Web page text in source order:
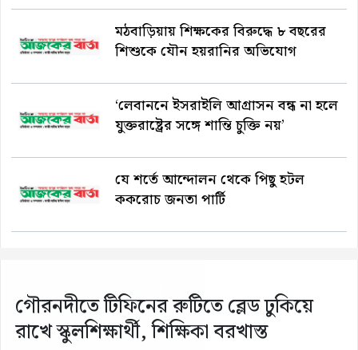
মঠবাড়িয়ায় শিক্ষকের বিরুদ্ধে ৮ বছরের
শিশুকে যৌন হয়রানির অভিযোগ
‘লেবাননে ইসরাইলি আগ্রাসন বন্ধ না হলে
যুক্তরাষ্ট্রের সঙ্গে শান্তি চুক্তি নয়’
যে শর্তে আন্দোলন থেকে পিছু হটল
ককরোচ জনতা পার্টি
গৌরনদীতে টিফিনের রুটিতে ব্লেড ঢুকিয়ে
রাখে স্কুলশিক্ষার্থী, শিক্ষিকা বরখাস্ত